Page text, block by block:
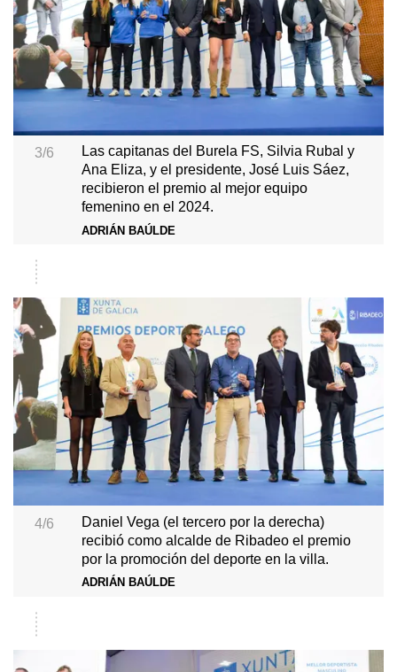
3/6
Las capitanas del Burela FS, Silvia Rubal y
Ana Eliza, y el presidente, José Luis Sáez,
recibieron el premio al mejor equipo
femenino en el 2024.
ADRIÁN BAÚLDE
4/6
Daniel Vega (el tercero por la derecha)
recibió como alcalde de Ribadeo el premio
por la promoción del deporte en la villa.
ADRIÁN BAÚLDE